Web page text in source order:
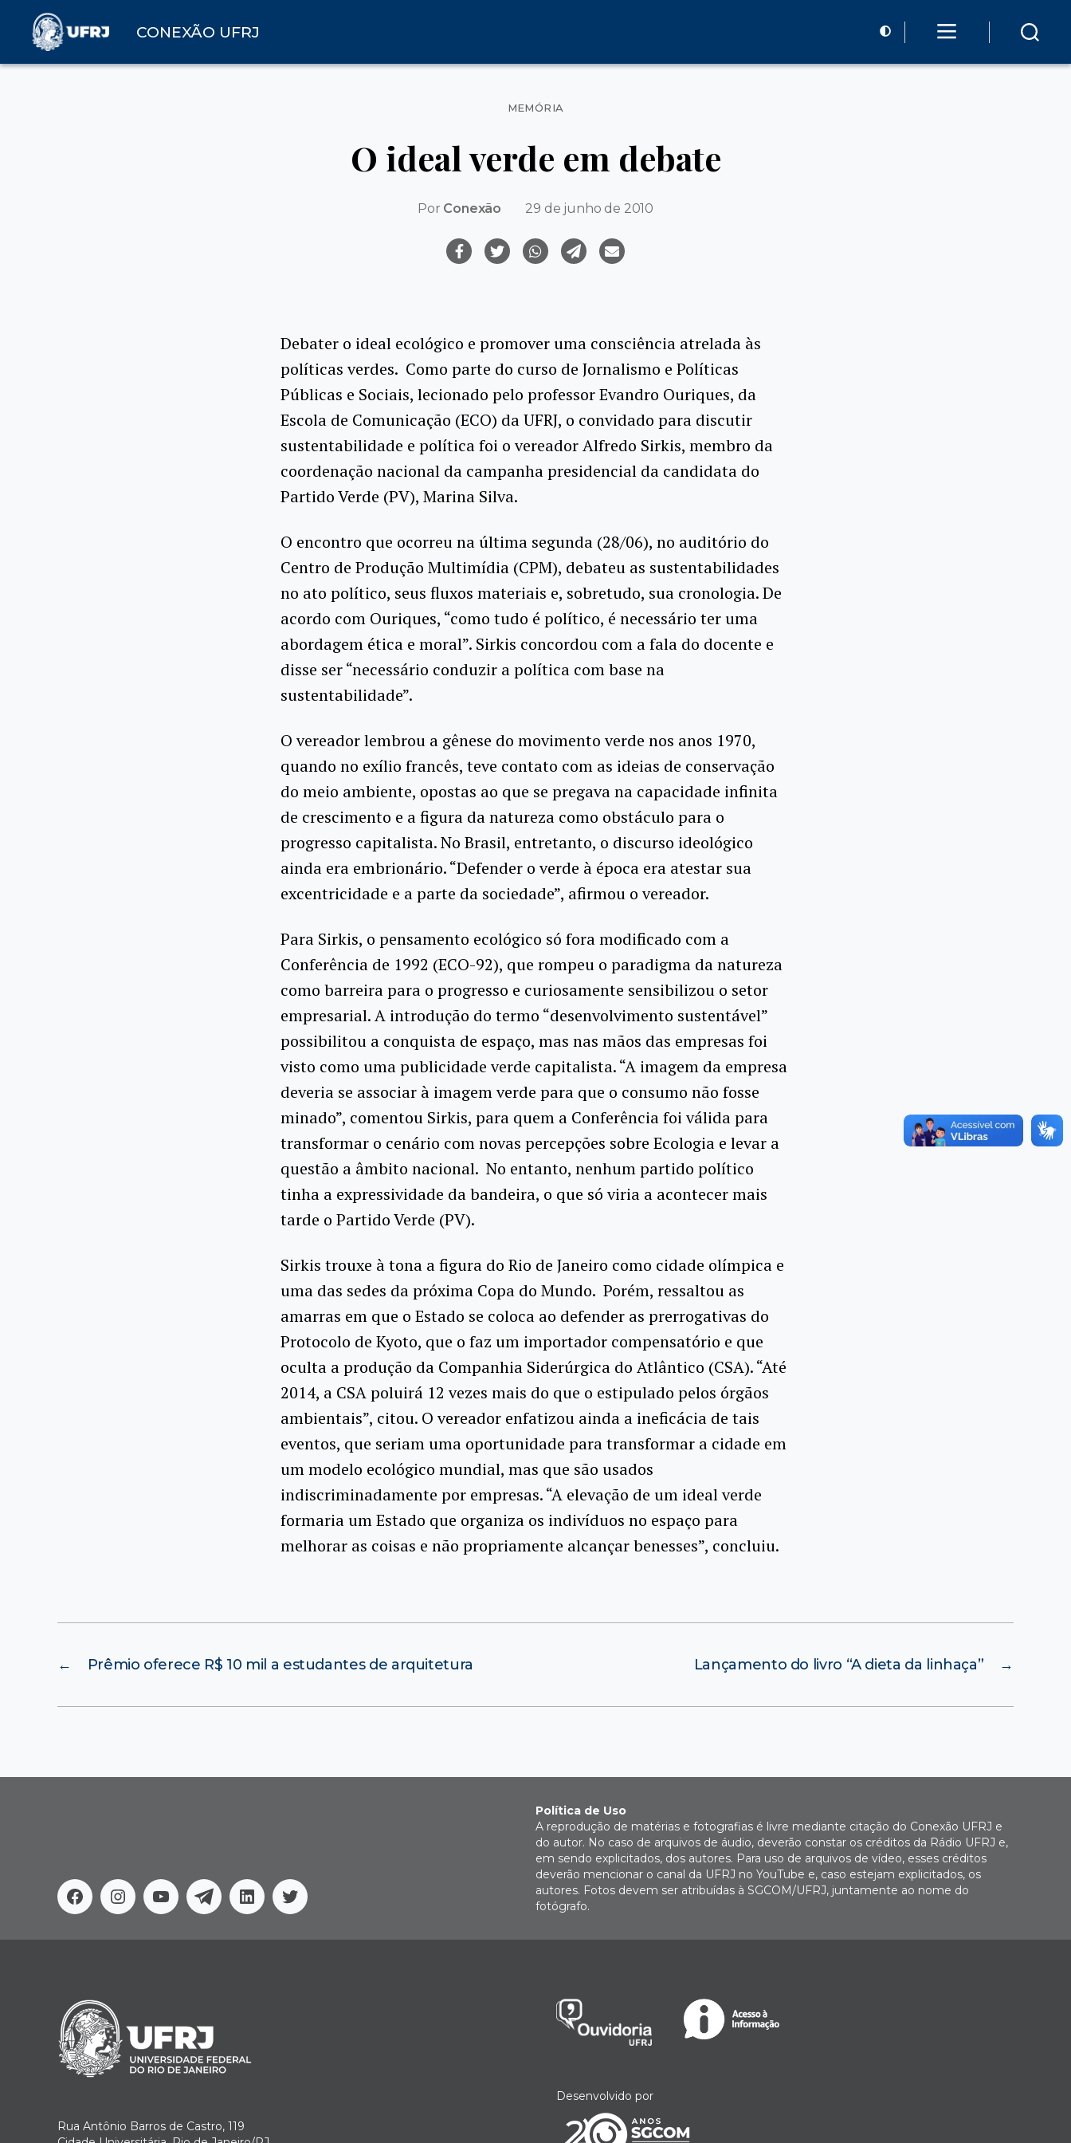
CONEXÃO UFRJ
Categorias
MEMÓRIA
O ideal verde em debate
Por Conexão 29 de junho de 2010
Debater o ideal ecológico e promover uma consciência atrelada às
políticas verdes. Como parte do curso de Jornalismo e Políticas
Públicas e Sociais, lecionado pelo professor Evandro Ouriques, da
Escola de Comunicação (ECO) da UFRJ, o convidado para discutir
sustentabilidade e política foi o vereador Alfredo Sirkis, membro da
coordenação nacional da campanha presidencial da candidata do
Partido Verde (PV), Marina Silva.
O encontro que ocorreu na última segunda (28/06), no auditório do
Centro de Produção Multimídia (CPM), debateu as sustentabilidades
no ato político, seus fluxos materiais e, sobretudo, sua cronologia. De
acordo com Ouriques, “como tudo é político, é necessário ter uma
abordagem ética e moral”. Sirkis concordou com a fala do docente e
disse ser “necessário conduzir a política com base na
sustentabilidade”.
O vereador lembrou a gênese do movimento verde nos anos 1970,
quando no exílio francês, teve contato com as ideias de conservação
do meio ambiente, opostas ao que se pregava na capacidade infinita
de crescimento e a figura da natureza como obstáculo para o
progresso capitalista. No Brasil, entretanto, o discurso ideológico
ainda era embrionário. “Defender o verde à época era atestar sua
excentricidade e a parte da sociedade”, afirmou o vereador.
Para Sirkis, o pensamento ecológico só fora modificado com a
Conferência de 1992 (ECO-92), que rompeu o paradigma da natureza
como barreira para o progresso e curiosamente sensibilizou o setor
empresarial. A introdução do termo “desenvolvimento sustentável”
possibilitou a conquista de espaço, mas nas mãos das empresas foi
visto como uma publicidade verde capitalista. “A imagem da empresa
deveria se associar à imagem verde para que o consumo não fosse
minado”, comentou Sirkis, para quem a Conferência foi válida para
transformar o cenário com novas percepções sobre Ecologia e levar a
questão a âmbito nacional. No entanto, nenhum partido político
tinha a expressividade da bandeira, o que só viria a acontecer mais
tarde o Partido Verde (PV).
Sirkis trouxe à tona a figura do Rio de Janeiro como cidade olímpica e
uma das sedes da próxima Copa do Mundo. Porém, ressaltou as
amarras em que o Estado se coloca ao defender as prerrogativas do
Protocolo de Kyoto, que o faz um importador compensatório e que
oculta a produção da Companhia Siderúrgica do Atlântico (CSA). “Até
2014, a CSA poluirá 12 vezes mais do que o estipulado pelos órgãos
ambientais”, citou. O vereador enfatizou ainda a ineficácia de tais
eventos, que seriam uma oportunidade para transformar a cidade em
um modelo ecológico mundial, mas que são usados
indiscriminadamente por empresas. “A elevação de um ideal verde
formaria um Estado que organiza os indivíduos no espaço para
melhorar as coisas e não propriamente alcançar benesses”, concluiu.
← Prêmio oferece R$ 10 mil a estudantes de arquitetura →
Lançamento do livro “A dieta da linhaça”
FacebookInstagram
YoutubeTelegramLinkedinTwitter
Política de Uso
A reprodução de matérias e fotografias é livre mediante citação do Conexão UFRJ e
do autor. No caso de arquivos de áudio, deverão constar os créditos da Rádio UFRJ e,
em sendo explicitados, dos autores. Para uso de arquivos de vídeo, esses créditos
deverão mencionar o canal da UFRJ no YouTube e, caso estejam explicitados, os
autores. Fotos devem ser atribuídas à SGCOM/UFRJ, juntamente ao nome do
fotógrafo.
Rua Antônio Barros de Castro, 119
Desenvolvido por